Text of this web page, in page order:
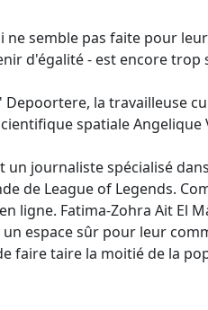
semble pas faite pour
d'égalité - est encore trop
la travailleuse
spatiale
un journaliste spécialisé
de League of Legends.
ligne. Fatima-Zohra Ait El
espace sûr pour leur
faire taire la moitié de la